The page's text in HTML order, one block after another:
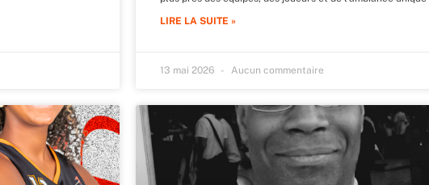
LIRE LA SUITE »
13 mai 2026 Aucun commentaire